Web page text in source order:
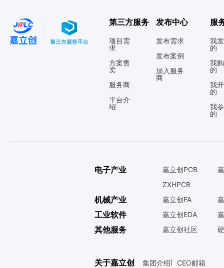
第三方服务
项目需
求
方案售
卖
服务商
平台介
绍
发布中心
发布需求
发布案例
加入服务
商
服
我
的
我
的
我
的
我
的
电子产业 嘉立创PCB
ZXHPCB
机械产业 嘉立创FA
工业软件 嘉立创EDA
其他服务 嘉立创社区
关于嘉立创 集团介绍 CEO邮箱